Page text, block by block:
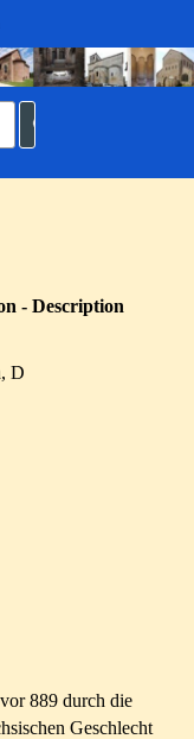
- Description
, D
889 durch die
Geschlecht